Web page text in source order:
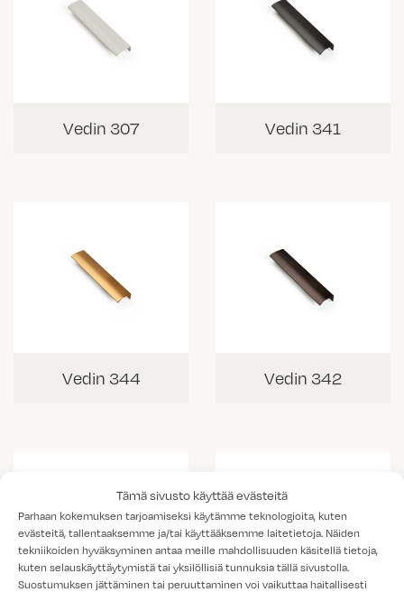
Tämä sivusto käyttää evästeitä
Parhaan kokemuksen tarjoamiseksi käytämme teknologioita, kuten
evästeitä, tallentaaksemme ja/tai käyttääksemme laitetietoja. Näiden
tekniikoiden hyväksyminen antaa meille mahdollisuuden käsitellä tietoja,
kuten selauskäyttäytymistä tai yksilöllisiä tunnuksia tällä sivustolla.
Suostumuksen jättäminen tai peruuttaminen voi vaikuttaa haitallisesti
Vedin 307 Vedin 341
Vedin 344 Vedin 342